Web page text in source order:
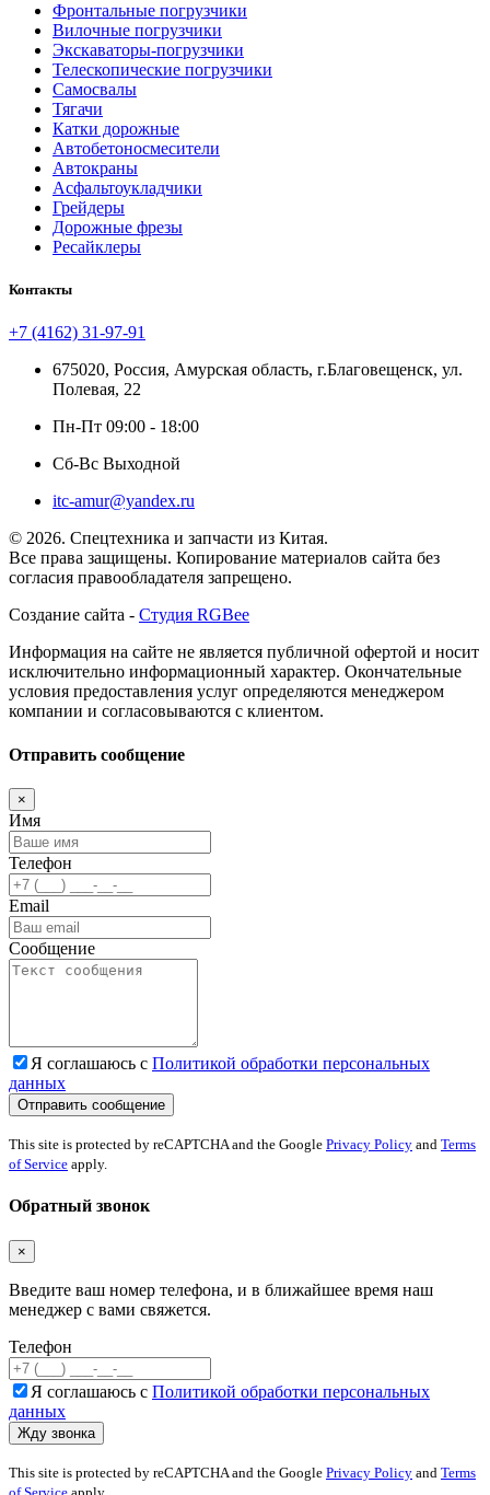
Фронтальные погрузчики
Вилочные погрузчики
Экскаваторы-погрузчики
Телескопические погрузчики
Самосвалы
Тягачи
Катки дорожные
Автобетоносмесители
Автокраны
Асфальтоукладчики
Грейдеры
Дорожные фрезы
Ресайклеры
Контакты
+7 (4162) 31-97-91
675020, Россия, Амурская область, г.Благовещенск, ул.
Полевая, 22
Пн-Пт 09:00 - 18:00
Сб-Вс Выходной
itc-amur@yandex.ru
© 2026. Спецтехника и запчасти из Китая.
Все права защищены. Копирование материалов сайта без
согласия правообладателя запрещено.
Создание сайта - Студия RGBee
Информация на сайте не является публичной офертой и носит
исключительно информационный характер. Окончательные
условия предоставления услуг определяются менеджером
компании и согласовываются с клиентом.
Отправить сообщение
×
Имя
Телефон
Email
Сообщение
Я соглашаюсь с Политикой обработки персональных
данных
This site is protected by reCAPTCHA and the Google Privacy Policy and Terms
of Service apply.
Обратный звонок
×
Введите ваш номер телефона, и в ближайшее время наш
менеджер с вами свяжется.
Телефон
Я соглашаюсь с Политикой обработки персональных
данных
This site is protected by reCAPTCHA and the Google Privacy Policy and Terms
of Service apply.